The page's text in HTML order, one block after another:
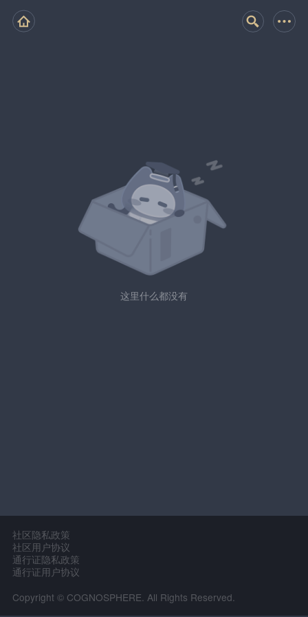
这里什么都没有
社区隐私政策
社区用户协议
通行证隐私政策
通行证用户协议
Copyright © COGNOSPHERE. All Rights Reserved.